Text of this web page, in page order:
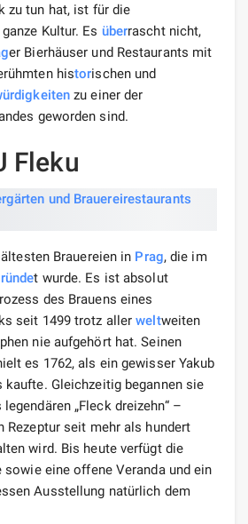
zu tun hat, ist für die
Kultur. Es überrascht nicht,
er Bierhäuser und Restaurants mit
historischen und
zu einer der
geworden sind.
Fleku
Brauereien in Prag, die im
t wurde. Es ist absolut
des Brauens eines
seit 1499 trotz allerweltweiten
nie aufgehört hat. Seinen
es 1762, als ein gewisser Yakub
kaufte. Gleichzeitig begannen sie
„Fleck dreizehn“ –
Rezeptur seit mehr als hundert
wird. Bis heute verfügt die
sowie eine offene Veranda und ein
Ausstellung natürlich dem